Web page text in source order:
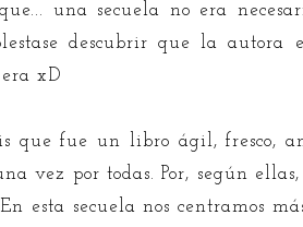
una secuela no era
descubrir que la autora
xD
que fue un libro ágil, fresco,
vez por todas. Por, según ellas,
esta secuela nos centramos